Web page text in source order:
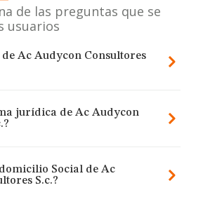
de las preguntas que se
usuarios
de Ac Audycon Consultores
jurídica de Ac Audycon
Social de Ac
S.c.?